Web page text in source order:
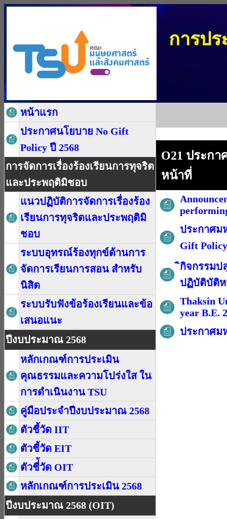
การป
หน้าแรก
ประกาศนโยบาย No Gift
Policy ปี 2568
การจัดการเรื่องร้องเรียนการทุจริต
และประพฤติมิชอบ
แนวปฏิบัติการจัดการเรื่องร้อง
เรียนการทุจริตและประพฤติมิ
ชอบ
ระบบอุทรณ์ร้องทุกข์ด้านการ
จัดการเรียนการสอน สำหรับ
นิสิต
ระบบรับฟังข้อร้องเรียนและข้อ
เสนอแนะ
ปีงบประมาณ 2568
หลักเกณฑ์การประเมิน
คุณธรรมและความโปร่งใส ใน
การดำเนินงาน TSU
คู่มือประจำปีงบประมาณ 2568
ตัวชี้วัด IIT
ตัวชี้วัด EIT
ตัวชี่้วัด OIT
หลักเกณฑ์การประเมิน 2568
ปีงบประมาณ 2568 (OIT)
O21 ประก
หน้าที่
ประกาศม
Gift
กิจกรรมป
ปฏิบัติบัติ
Thaksin
year B.E.
ประกาศม